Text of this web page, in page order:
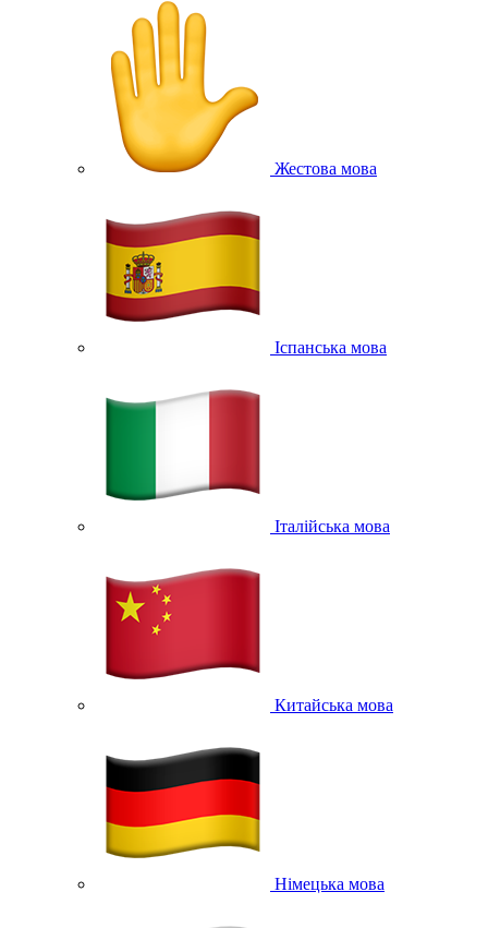
Жестова мова
Іспанська мова
Італійська мова
Китайська мова
Німецька мова